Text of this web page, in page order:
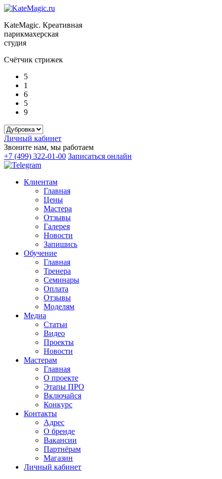
KateMagic. Креативная
парикмахерская
студия
Счётчик стрижек
5
1
6
5
9
Личный кабинет
Звоните нам, мы работаем
+7 (499) 322-01-00 Записаться онлайн
Клиентам
Главная
Цены
Мастера
Отзывы
Галерея
Новости
Запишись
Обучение
Главная
Тренера
Семинары
Оплата
Отзывы
Моделям
Медиа
Статьи
Видео
Проекты
Новости
Мастерам
Главная
О проекте
Этапы ПРО
Включайся
Конкурс
Контакты
Адрес
О бренде
Вакансии
Партнёрам
Магазин
Личный кабинет